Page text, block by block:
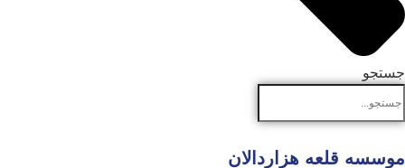
جستجو
موسسه قلعه هزاردالان